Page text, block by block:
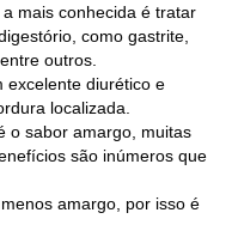
mais conhecida é tratar
como gastrite,
outros.
excelente diurético e
localizada.
o sabor amargo, muitas
são inúmeros que
amargo, por isso é